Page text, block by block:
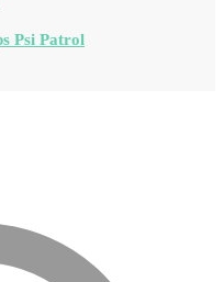
Psi Patrol